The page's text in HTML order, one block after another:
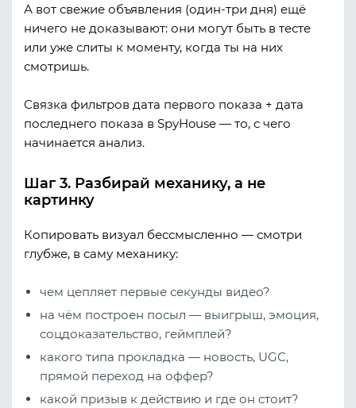
А вот свежие объявления (один-три дня) ещё
ничего не доказывают: они могут быть в тесте
или уже слиты к моменту, когда ты на них
смотришь.
Связка фильтров дата первого показа + дата
последнего показа в SpyHouse — то, с чего
начинается анализ.
Шаг 3. Разбирай механику, а не
картинку
Копировать визуал бессмысленно — смотри
глубже, в саму механику:
чем цепляет первые секунды видео?
на чём построен посыл — выигрыш, эмоция,
соцдоказательство, геймплей?
какого типа прокладка — новость, UGC,
прямой переход на оффер?
какой призыв к действию и где он стоит?